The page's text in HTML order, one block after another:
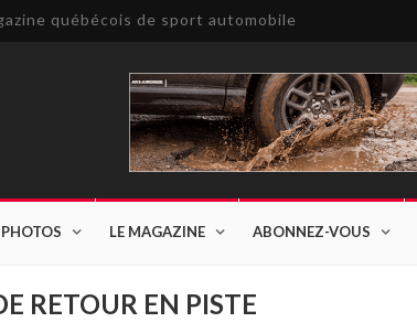
québécois de sport automobile
LE MAGAZINE ABONNEZ-VOUS
RETOUR EN PISTE